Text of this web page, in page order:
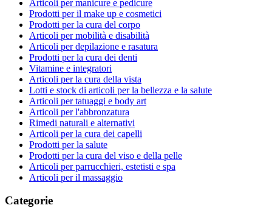
Articoli per manicure e pedicure
Prodotti per il make up e cosmetici
Prodotti per la cura del corpo
Articoli per mobilità e disabilità
Articoli per depilazione e rasatura
Prodotti per la cura dei denti
Vitamine e integratori
Articoli per la cura della vista
Lotti e stock di articoli per la bellezza e la salute
Articoli per tatuaggi e body art
Articoli per l'abbronzatura
Rimedi naturali e alternativi
Articoli per la cura dei capelli
Prodotti per la salute
Prodotti per la cura del viso e della pelle
Articoli per parrucchieri, estetisti e spa
Articoli per il massaggio
Categorie